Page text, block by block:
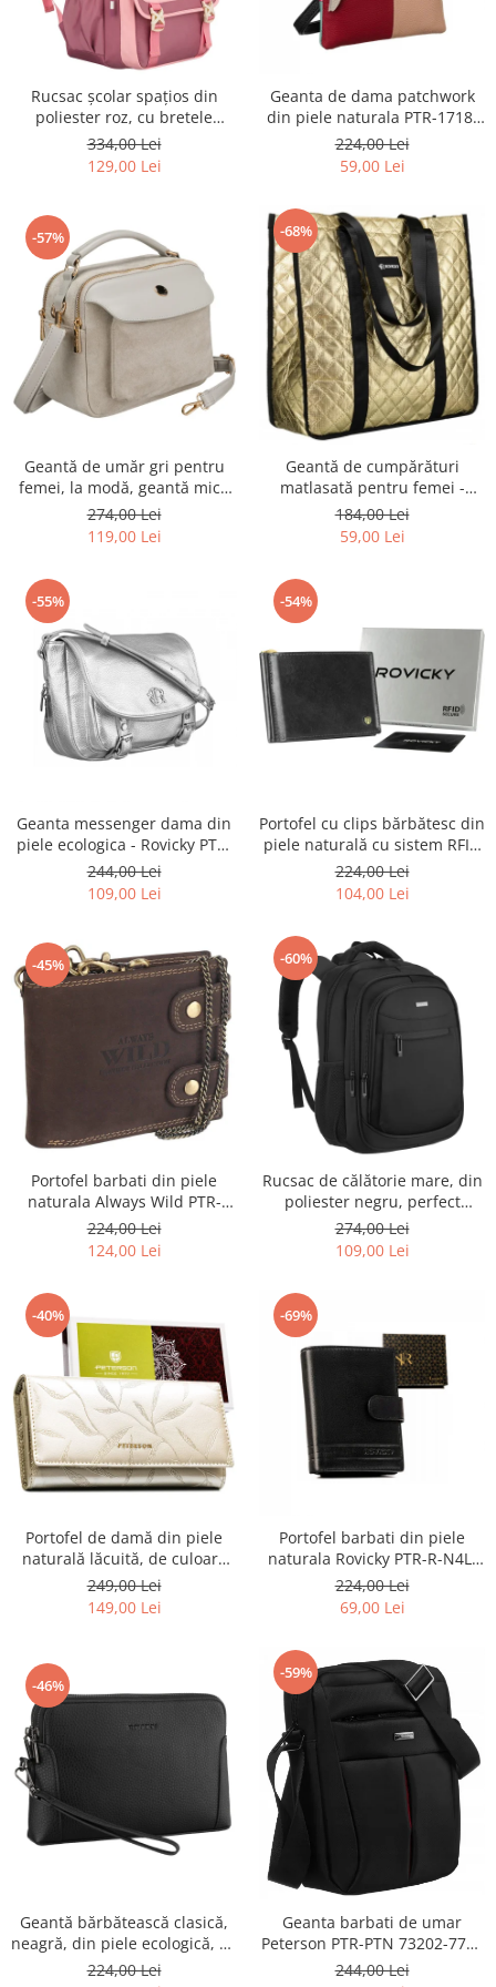
Rucsac școlar spațios din
poliester roz, cu bretele
reglabile - Peterson PTR-PTN
8610-1327 PINK
334,00 Lei
129,00 Lei
Geanta de dama patchwork
din piele naturala PTR-1718-
SKL-6922 MULTI
224,00 Lei
59,00 Lei
-57%
Geantă de umăr gri pentru
femei, la modă, geantă mică
urbană cu fermoar, piele
ecologică - Peterson PTR-PTN
274,00 Lei
119,00 Lei
-68%
Geantă de cumpărături
matlasată pentru femei -
Rovicky PTR-RSPV-001P-5277
GOLD
184,00 Lei
59,00 Lei
-55%
Geanta messenger dama din
piele ecologica - Rovicky PTR-
R-TOR-ALE-2-3776 SIL
244,00 Lei
109,00 Lei
-54%
Portofel cu clips bărbătesc din
piele naturală cu sistem RFID
- Rovicky PTR-N1908-RVT-9799
BLACK
224,00 Lei
104,00 Lei
-45%
Portofel barbati din piele
naturala Always Wild PTR-
2900-BIC
224,00 Lei
124,00 Lei
-60%
Rucsac de călătorie mare, din
poliester negru, perfect
pentru bagajul de mână -
Rovicky PTR-R-BHX-05-1020
274,00 Lei
109,00 Lei
-40%
Portofel de damă din piele
naturală lăcuită, de culoare
bej, cu închidere cu capsă -
Peterson
249,00 Lei
149,00 Lei
-69%
Portofel barbati din piele
naturala Rovicky PTR-R-N4L-
GAT-8922 B+B
224,00 Lei
69,00 Lei
-46%
Geantă bărbătească clasică,
neagră, din piele ecologică, cu
fermoar - Rovicky PTR-R-SDR-
224,00 Lei
-59%
Geanta barbati de umar
Peterson PTR-PTN 73202-7738
BL
244,00 Lei